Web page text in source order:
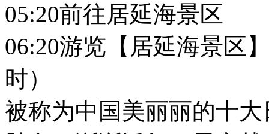
05:20前往居延海景区
06:20游览【居延海景区
时）
被称为中国美丽丽的十